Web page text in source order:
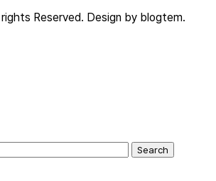
Reserved. Design by blogtem.
Search